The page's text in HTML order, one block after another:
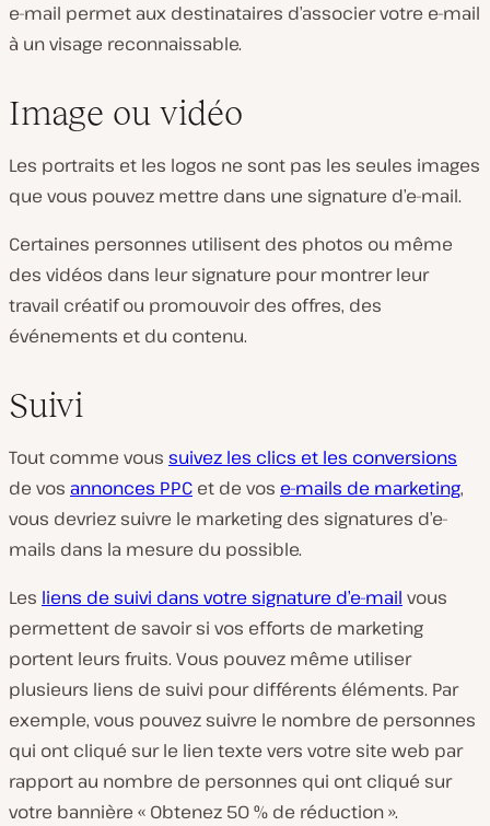
e-mail permet aux destinataires d’associer votre e-mail
à un visage reconnaissable.
Image ou vidéo
Les portraits et les logos ne sont pas les seules images
que vous pouvez mettre dans une signature d’e-mail.
Certaines personnes utilisent des photos ou même
des vidéos dans leur signature pour montrer leur
travail créatif ou promouvoir des offres, des
événements et du contenu.
Suivi
Tout comme vous suivez les clics et les conversions
de vos annonces PPC et de vos e-mails de marketing,
vous devriez suivre le marketing des signatures d’e-
mails dans la mesure du possible.
Les liens de suivi dans votre signature d’e-mail vous
permettent de savoir si vos efforts de marketing
portent leurs fruits. Vous pouvez même utiliser
plusieurs liens de suivi pour différents éléments. Par
exemple, vous pouvez suivre le nombre de personnes
qui ont cliqué sur le lien texte vers votre site web par
rapport au nombre de personnes qui ont cliqué sur
votre bannière « Obtenez 50 % de réduction ».